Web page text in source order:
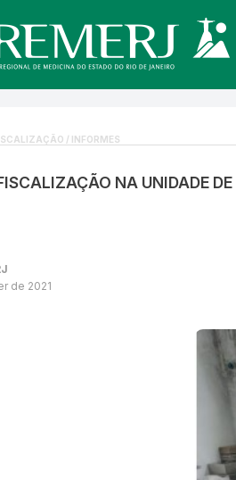
/ INFORMES
NA UNIDADE
de 2021